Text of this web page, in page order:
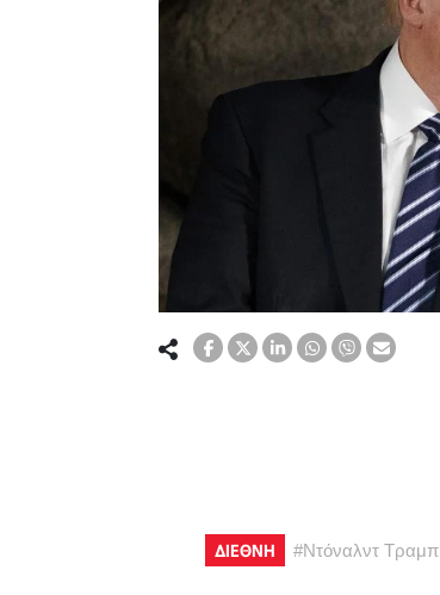
ΔΙΕΘΝΗ #Ντόναλντ Τραμπ